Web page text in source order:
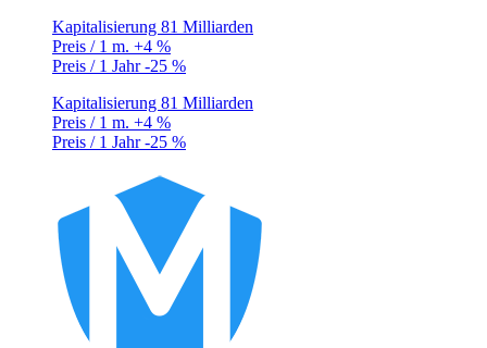
Kapitalisierung 81 Milliarden
Preis / 1 m. +4 %
Preis / 1 Jahr-25 %
Kapitalisierung 81 Milliarden
Preis / 1 m. +4 %
Preis / 1 Jahr-25 %